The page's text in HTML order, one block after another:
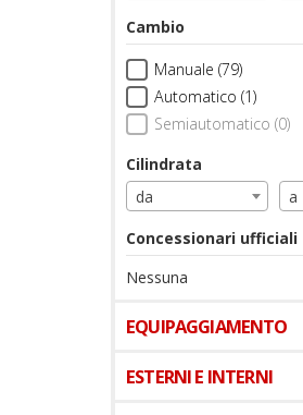
Cambio
Manuale (79)
Automatico (1)
Semiautomatico (0)
Cilindrata
da
a
Concessionari ufficiali
Nessuna
EQUIPAGGIAMENTO
ESTERNI E INTERNI